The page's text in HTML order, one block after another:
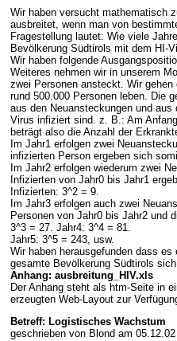
Wir haben versucht mathematisch
ausbreitet, wenn man von
Fragestellung lautet: Wie viele
Bevölkerung Südtirols mit dem HI-
Wir haben folgende
Weiteres nehmen wir in unserem
zwei Personen ansteckt. Wir
rund 500.000 Personen leben. Die
aus den Neuansteckungen und
Virus infiziert sind. z. B.: Am
beträgt also die Anzahl der
Im Jahr1 erfolgen zwei
infizierten Person ergeben sich
Im Jahr2 erfolgen wiederum zwei
Infizierten von Jahr0 bis Jahr1
Infizierten: 3^2 = 9.
Im Jahr3 erfolgen auch zwei
Personen von Jahr0 bis Jahr2 und
3^3 = 27. Jahr4: 3^4 = 81.
Jahr5: 3^5 = 243, usw.
Wir haben herausgefunden dass
gesamte Bevölkerung Südtirols
Anhang: ausbreitung_HIV.xls
Der Anhang steht als htm-Seite in
erzeugten Web-Layout zur
Betreff: Logistisches Wachstum
geschrieben von Blond am